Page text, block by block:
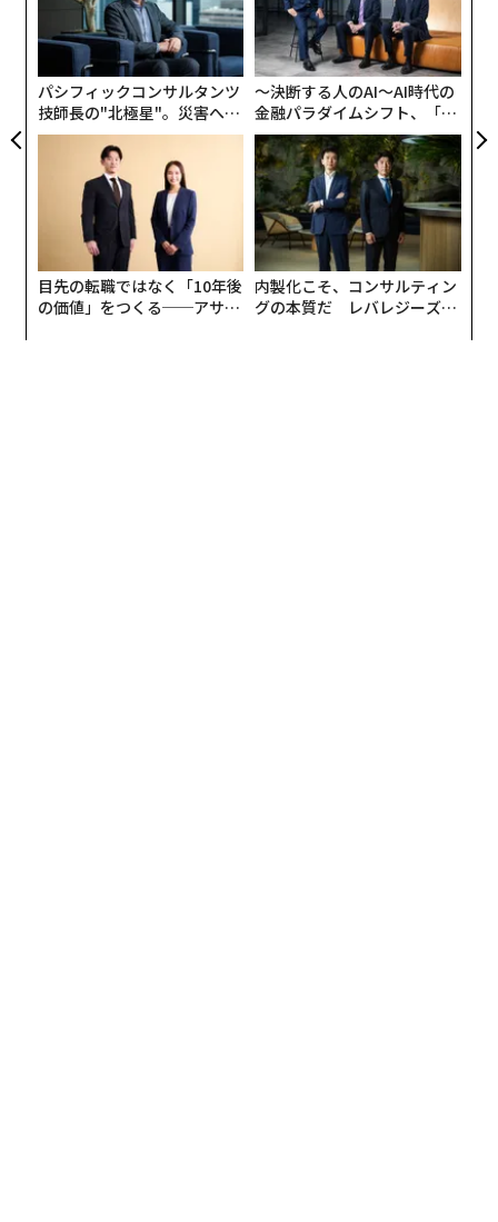
パシフィックコンサルタンツ
技師長の"北極星"。災害への
無力感を乗り越え見つけた、
防災一筋20年の答え
〜決断する人のAI〜AI時代の
金融パラダイムシフト、「超
個別化」の核心 【MUFG×ウ
ェルスナビ×PwC】
目先の転職ではなく「10年後
の価値」をつくる──アサイ
内製化こそ、コンサルティン
グの本質だ レバレジーズが